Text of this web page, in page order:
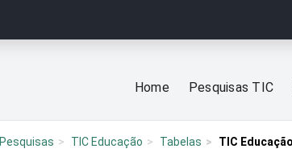
Home Pesquisas TIC
Pesquisas TIC Educação Tabelas TIC